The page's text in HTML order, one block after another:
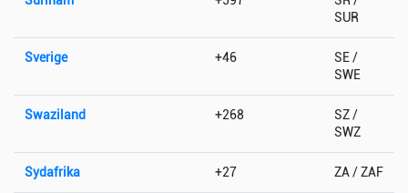
SUR
Sverige +46
SE /
SWE
Swaziland +268
SZ /
SWZ
Sydafrika +27 ZA / ZAF